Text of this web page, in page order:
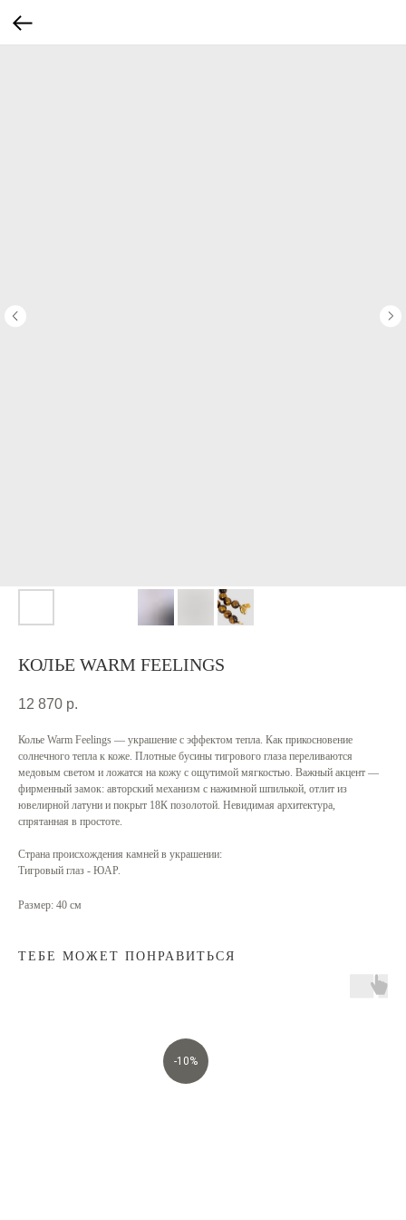
КОЛЬЕ WARM FEELINGS
12 870 р.
Колье Warm Feelings — украшение с эффектом тепла. Как прикосновение
солнечного тепла к коже. Плотные бусины тигрового глаза переливаются
медовым светом и ложатся на кожу с ощутимой мягкостью. Важный акцент —
фирменный замок: авторский механизм с нажимной шпилькой, отлит из
ювелирной латуни и покрыт 18К позолотой. Невидимая архитектура,
спрятанная в простоте.
Страна происхождения камней в украшении:
Тигровый глаз - ЮАР.
Размер: 40 см
ТЕБЕ МОЖЕТ ПОНРАВИТЬСЯ
-10%